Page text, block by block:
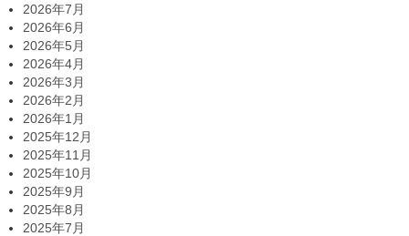
2026年7月
2026年6月
2026年5月
2026年4月
2026年3月
2026年2月
2026年1月
2025年12月
2025年11月
2025年10月
2025年9月
2025年8月
2025年7月